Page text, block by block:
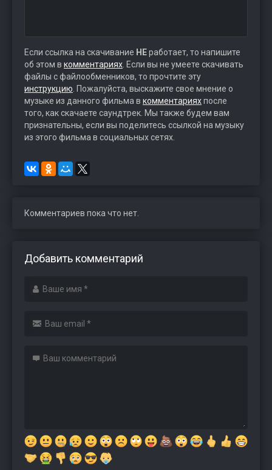
Если ссылка на скачивание НЕработает, то напишите
об этом в комментариях . Если вы не умеете скачивать
файлы с файлообменников, то прочтите эту
инструкцию . Пожалуйста, выскажите свое мнение о
музыке из данного фильма в комментарияхпосле
того, как скачаете саундтрек. Мы также будем вам
признательны, если вы поделитесь ссылкой на музыку
из этого фильма в социальных сетях.
Комментариев пока что нет.
Добавить комментарий